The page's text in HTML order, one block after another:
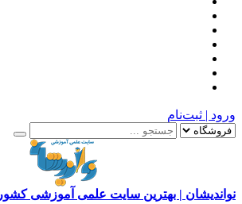
ورود | ثبت‌نام
نواندیشان | بهترین سایت علمی آموزشی کشور